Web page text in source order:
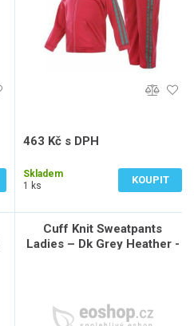
463 Kč s DPH
Skladem
1 ks
KOUPIT
Cuff Knit Sweatpants
Ladies – Dk Grey Heather -